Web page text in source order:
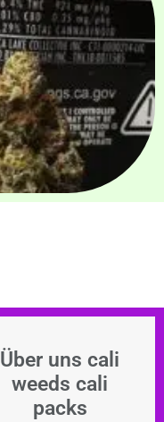
Über uns cali
weeds cali
packs